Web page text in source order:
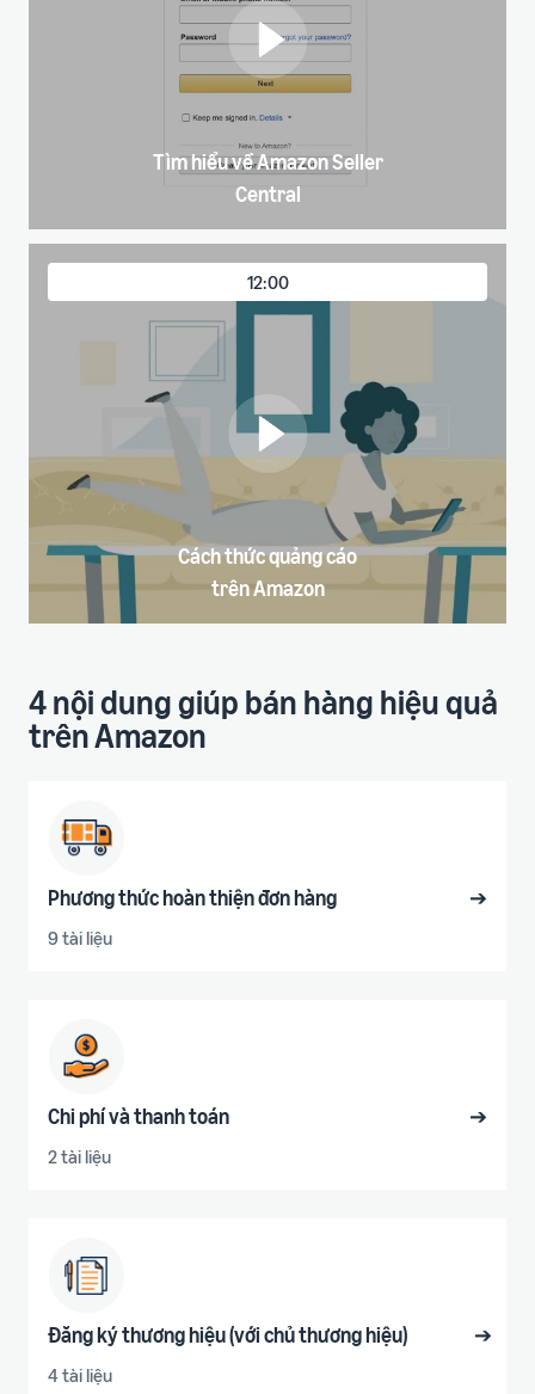
Tìm hiểu về Amazon Seller
Central
12:00
Cách thức quảng cáo
trên Amazon
4 nội dung giúp bán hàng hiệu quả
trên Amazon
Phương thức hoàn thiện đơn hàng
9 tài liệu
➔
Chi phí và thanh toán
2 tài liệu
➔
Đăng ký thương hiệu (với chủ thương hiệu)
4 tài liệu
➔